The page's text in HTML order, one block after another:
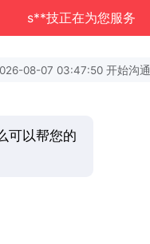
s**技正在为您服务
08-07 03:47:50 开始沟通
可以帮您的